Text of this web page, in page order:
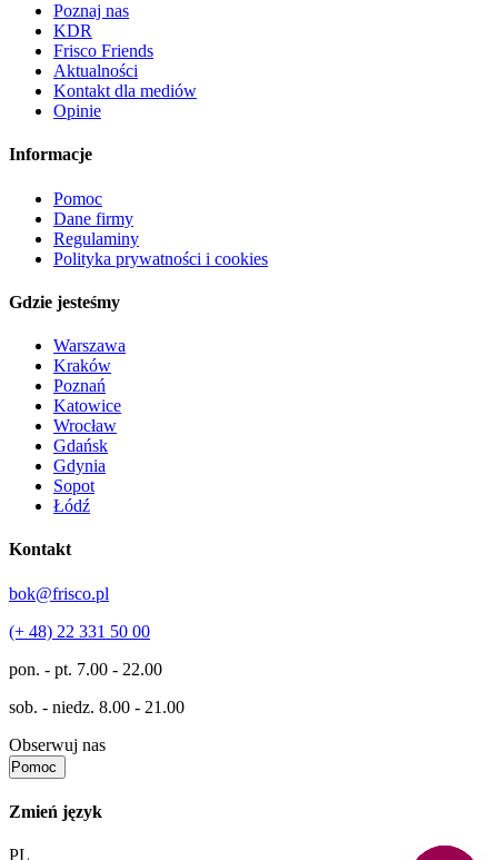
Poznaj nas
KDR
Frisco Friends
Aktualności
Kontakt dla mediów
Opinie
Informacje
Pomoc
Dane firmy
Regulaminy
Polityka prywatności i cookies
Gdzie jesteśmy
Warszawa
Kraków
Poznań
Katowice
Wrocław
Gdańsk
Gdynia
Sopot
Łódź
Kontakt
bok@frisco.pl
(+ 48) 22 331 50 00
pon. - pt. 7.00 - 22.00
sob. - niedz. 8.00 - 21.00
Obserwuj nas
Pomoc
Zmień język
PL